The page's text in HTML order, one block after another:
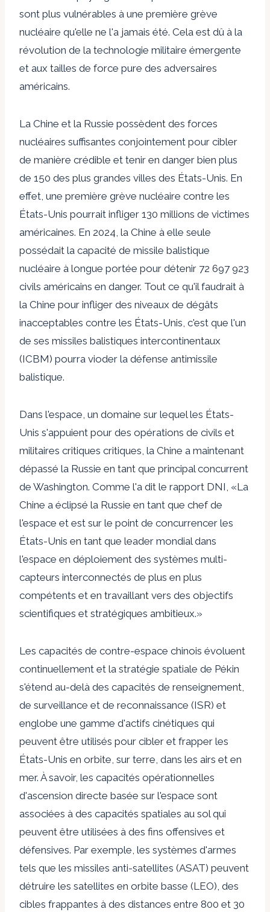
sont plus vulnérables à une première grève
nucléaire qu'elle ne l'a jamais été. Cela est dû à la
révolution de la technologie militaire émergente
et aux tailles de force pure des adversaires
américains.
La Chine et la Russie possèdent des forces
nucléaires suffisantes conjointement pour cibler
de manière crédible et tenir en danger bien plus
de 150 des plus grandes villes des États-Unis. En
effet, une première grève nucléaire contre les
États-Unis pourrait infliger 130 millions de victimes
américaines. En 2024, la Chine à elle seule
possédait la capacité de missile balistique
nucléaire à longue portée pour détenir 72 697 923
civils américains en danger. Tout ce qu'il faudrait à
la Chine pour infliger des niveaux de dégâts
inacceptables contre les États-Unis, c'est que l'un
de ses missiles balistiques intercontinentaux
(ICBM) pourra vioder la défense antimissile
balistique.
Dans l'espace, un domaine sur lequel les États-
Unis s'appuient pour des opérations de civils et
militaires critiques critiques, la Chine a maintenant
dépassé la Russie en tant que principal concurrent
de Washington. Comme l'a dit le rapport DNI, «La
Chine a éclipsé la Russie en tant que chef de
l'espace et est sur le point de concurrencer les
États-Unis en tant que leader mondial dans
l'espace en déploiement des systèmes multi-
capteurs interconnectés de plus en plus
compétents et en travaillant vers des objectifs
scientifiques et stratégiques ambitieux.»
Les capacités de contre-espace chinois évoluent
continuellement et la stratégie spatiale de Pékin
s'étend au-delà des capacités de renseignement,
de surveillance et de reconnaissance (ISR) et
englobe une gamme d'actifs cinétiques qui
peuvent être utilisés pour cibler et frapper les
États-Unis en orbite, sur terre, dans les airs et en
mer. À savoir, les capacités opérationnelles
d'ascension directe basée sur l'espace sont
associées à des capacités spatiales au sol qui
peuvent être utilisées à des fins offensives et
défensives. Par exemple, les systèmes d'armes
tels que les missiles anti-satellites (ASAT) peuvent
détruire les satellites en orbite basse (LEO), des
cibles frappantes à des distances entre 800 et 30